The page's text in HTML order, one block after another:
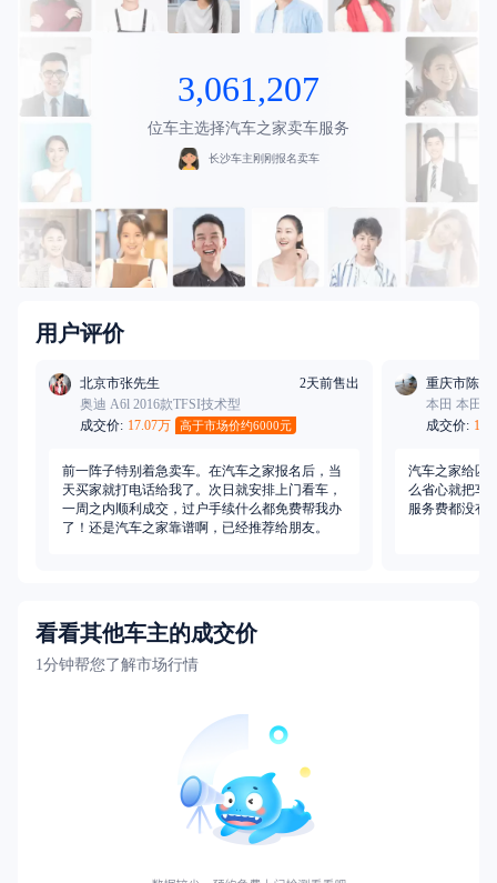
3,061,207
位车主选择汽车之家卖车服务
合肥车主刚刚报名卖车
东莞车主刚刚报名卖车
长沙车主刚刚报名卖车
合肥车主刚刚报名卖车
成都车主刚刚报名卖车
合肥车主刚刚报名卖车
南京车主刚刚报名卖车
成都车主刚刚报名卖车
深圳车主刚刚报名卖车
北京车主刚刚报名卖车
北京车主刚刚报名卖车
沈阳车主刚刚报名卖车
沈阳车主刚刚报名卖车
郑州车主刚刚报名卖车
沈阳车主刚刚报名卖车
广州车主刚刚报名卖车
东莞车主刚刚报名卖车
北京车主刚刚报名卖车
深圳车主刚刚报名卖车
沈阳车主刚刚报名卖车
西安车主刚刚报名卖车
合肥车主刚刚报名卖车
用户评价
北京市张先生
2天前售出
奥迪 A6l 2016款TFSI技术型
成交价: 17.07万 高于市场价约6000元
前一阵子特别着急卖车。在汽车之家报名后，当
天买家就打电话给我了。次日就安排上门看车，
一周之内顺利成交，过户手续什么都免费帮我办
了！还是汽车之家靠谱啊，已经推荐给朋友。
重庆市陈先
本田 本田
成交价:
汽车之家给匹
么省心就把车
服务费都没有
看看其他车主的成交价
1分钟帮您了解市场行情
零跑汽车
热卖中